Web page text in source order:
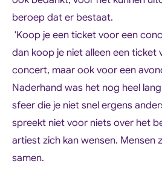
beroep dat er bestaat.
'Koop je een ticket voor een
dan koop je niet alleen een ticket
concert, maar ook voor een
Naderhand was het nog heel
sfeer die je niet snel ergens
spreekt niet voor niets over het
artiest zich kan wensen. Mensen
samen.